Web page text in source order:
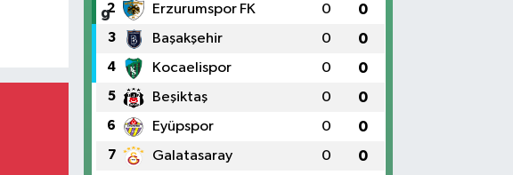
2 Erzurumspor FK 0 0
3 Başakşehir 0 0
4 Kocaelispor 0 0
5 Beşiktaş 0 0
6 Eyüpspor 0 0
7 Galatasaray 0 0